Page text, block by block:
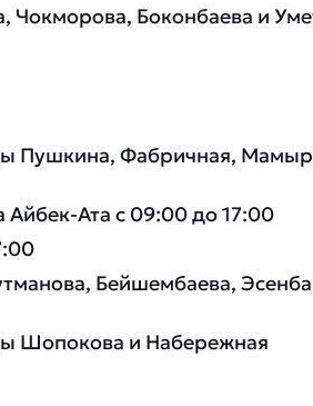
Чокморова, Боконбаева и
Пушкина, Фабричная,
Ата с 09:00 до 17:00
Бейшембаева,
Шопокова и Набережная